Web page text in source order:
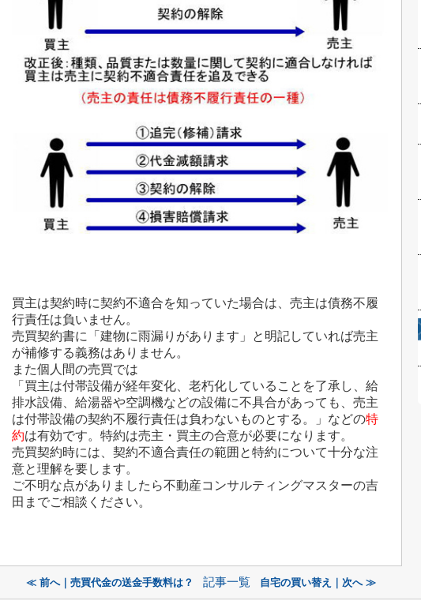
買主は契約時に契約不適合を知っていた場合は、売主は債務不履
行責任は負いません。
売買契約書に「建物に雨漏りがあります」と明記していれば売主
が補修する義務はありません。
また個人間の売買では
「買主は付帯設備が経年変化、老朽化していることを了承し、給
排水設備、給湯器や空調機などの設備に不具合があっても、売主
は付帯設備の契約不履行責任は負わないものとする。」などの特
約は有効です。特約は売主・買主の合意が必要になります。
売買契約時には、契約不適合責任の範囲と特約について十分な注
意と理解を要します。
ご不明な点がありましたら不動産コンサルティングマスターの吉
田までご相談ください。
≪ 前へ｜売買代金の送金手数料は？ 記事一覧 自宅の買い替え｜次へ ≫